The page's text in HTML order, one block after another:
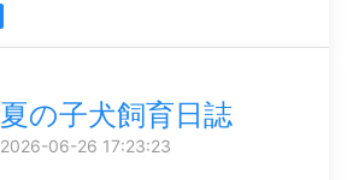
夏の子犬飼育日誌
2026-06-26 17:23:23